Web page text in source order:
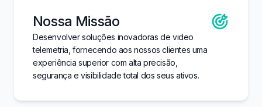
Nossa Missão
Desenvolver soluções inovadoras de video
telemetria, fornecendo aos nossos clientes uma
experiência superior com alta precisão,
segurança e visibilidade total dos seus ativos.